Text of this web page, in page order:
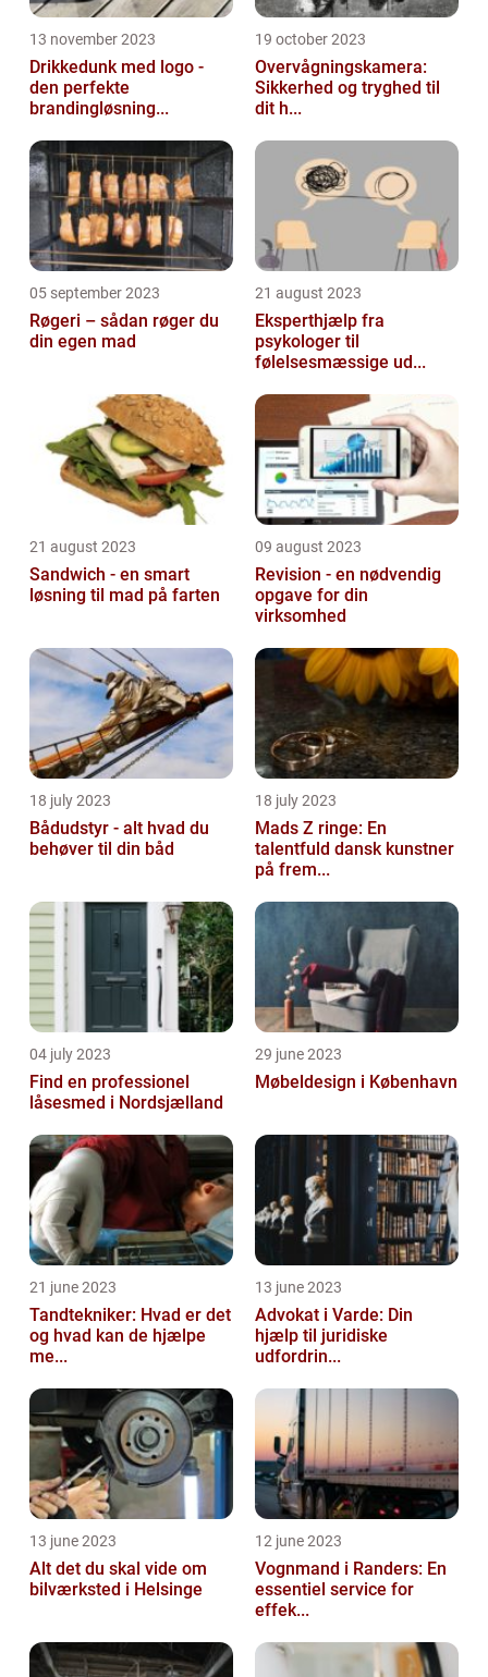
13 november 2023
Drikkedunk med logo -
den perfekte
brandingløsning...
19 october 2023
Overvågningskamera:
Sikkerhed og tryghed til
dit h...
05 september 2023
Røgeri – sådan røger du
din egen mad
21 august 2023
Eksperthjælp fra
psykologer til
følelsesmæssige ud...
21 august 2023
Sandwich - en smart
løsning til mad på farten
09 august 2023
Revision - en nødvendig
opgave for din
virksomhed
18 july 2023
Bådudstyr - alt hvad du
behøver til din båd
18 july 2023
Mads Z ringe: En
talentfuld dansk kunstner
på frem...
04 july 2023
Find en professionel
låsesmed i Nordsjælland
29 june 2023
Møbeldesign i København
21 june 2023
Tandtekniker: Hvad er det
og hvad kan de hjælpe
me...
13 june 2023
Advokat i Varde: Din
hjælp til juridiske
udfordrin...
13 june 2023
Alt det du skal vide om
bilværksted i Helsinge
12 june 2023
Vognmand i Randers: En
essentiel service for
effek...